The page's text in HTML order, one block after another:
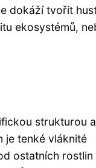
dokáží tvořit
ekosystémů,
strukturou a
je tenké vláknité
ostatních rostlin